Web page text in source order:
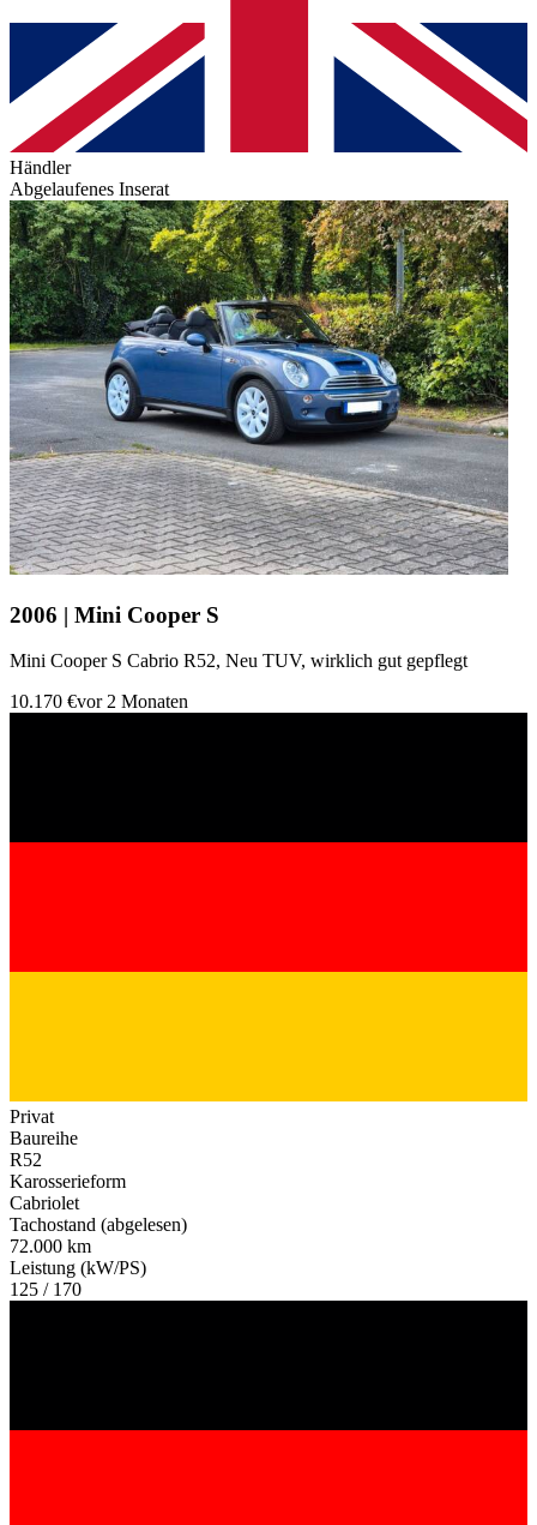
Händler
Abgelaufenes Inserat
2006 | Mini Cooper S
Mini Cooper S Cabrio R52, Neu TUV, wirklich gut gepflegt
10.170 €vor 2 Monaten
Privat
Baureihe
R52
Karosserieform
Cabriolet
Tachostand (abgelesen)
72.000 km
Leistung (kW/PS)
125 / 170